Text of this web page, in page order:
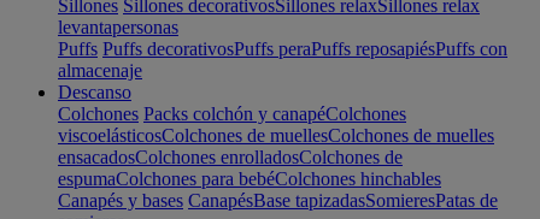
Sillones Sillones decorativosSillones relaxSillones relax
levantapersonas
Puffs Puffs decorativosPuffs peraPuffs reposapiésPuffs con
almacenaje
Descanso
Colchones Packs colchón y canapéColchones
viscoelásticosColchones de muellesColchones de muelles
ensacadosColchones enrolladosColchones de
espumaColchones para bebéColchones hinchables
Canapés y bases CanapésBase tapizadasSomieresPatas de